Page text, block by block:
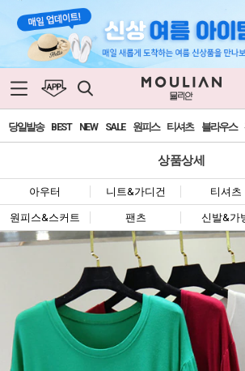
당일발송 BEST NEW SALE 원피스 티셔츠 블라우스
상품상세
아우터 니트&가디건 티셔츠
원피스&스커트 팬츠 신발&가